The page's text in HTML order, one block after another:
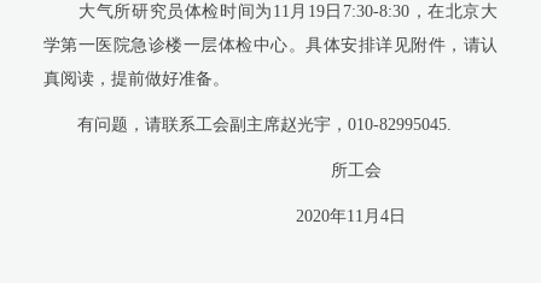
大气所研究员体检时间为11月19日7:30-8:30，在北京大
学第一医院急诊楼一层体检中心。具体安排详见附件，请认
真阅读，提前做好准备。
有问题，请联系工会副主席赵光宇，010-82995045.
所工会
2020年11月4日